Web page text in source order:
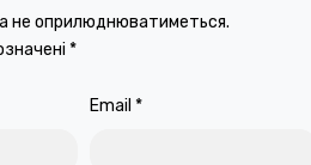
не оприлюднюватиметься.
*
Email*